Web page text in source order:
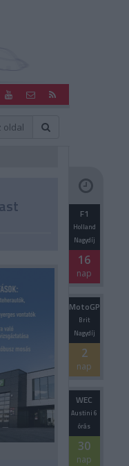
F1
Holland
Nagydíj
16
nap
MotoGP
Brit
Nagydíj
2
nap
WEC
Austini 6
órás
30
nap